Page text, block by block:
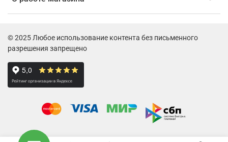
© 2025 Любое использование контента без письменного
разрешения запрещено